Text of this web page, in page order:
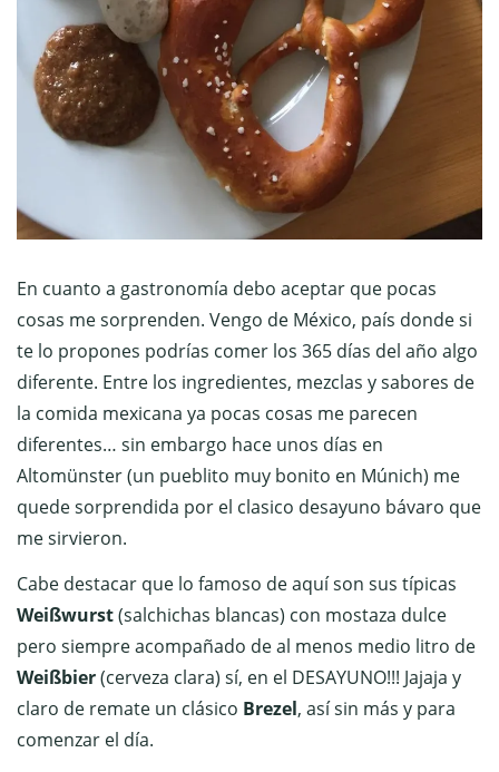
En cuanto a gastronomía debo aceptar que pocas
cosas me sorprenden. Vengo de México, país donde si
te lo propones podrías comer los 365 días del año algo
diferente. Entre los ingredientes, mezclas y sabores de
la comida mexicana ya pocas cosas me parecen
diferentes… sin embargo hace unos días en
Altomünster (un pueblito muy bonito en Múnich) me
quede sorprendida por el clasico desayuno bávaro que
me sirvieron.
Cabe destacar que lo famoso de aquí son sus típicas
Weißwurst(salchichas blancas) con mostaza dulce
pero siempre acompañado de al menos medio litro de
Weißbier(cerveza clara) sí, en el DESAYUNO!!! Jajaja y
claro de remate un clásico Brezel, así sin más y para
comenzar el día.